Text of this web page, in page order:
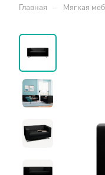
Главная – Мягкая